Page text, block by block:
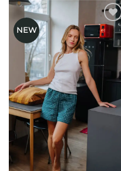
NEW
Mėgstamiausias